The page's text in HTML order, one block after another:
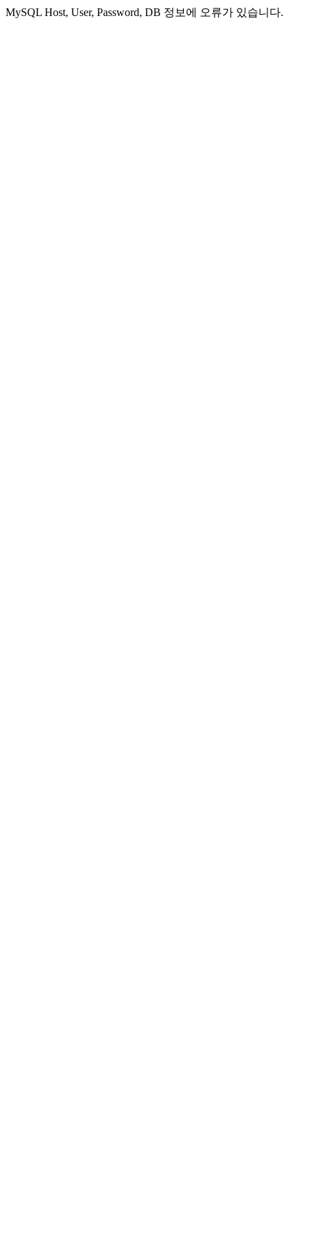
MySQL Host, User, Password, DB 정보에 오류가 있습니다.